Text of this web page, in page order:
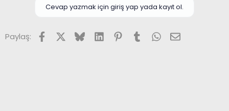
Cevap yazmak için giriş yap yada kayıt ol.
Paylaş: FacebookX (Twitter)
BlueskyLinkedInPinterest
TumblrWhatsApp
E-posta